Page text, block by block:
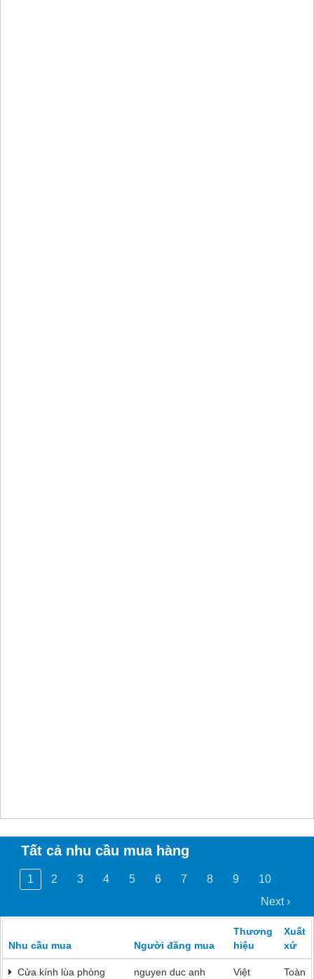
Tất cả nhu cầu mua hàng
1 2 3 4 5 6 7 8 9
10
Next ›
Nhu cầu mua Người đăng mua
Thương
hiệu
Xuất
xứ
Cửa kính lùa phòng
nguyen duc anh
Việt
Toàn